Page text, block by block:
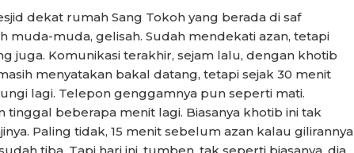
dekat rumah Sang Tokoh yang berada di saf
muda-muda, gelisah. Sudah mendekati azan, tetapi
juga. Komunikasi terakhir, sejam lalu, dengan khotib
menyatakan bakal datang, tetapi sejak 30 menit
lagi. Telepon genggamnya pun seperti mati.
tinggal beberapa menit lagi. Biasanya khotib ini tak
Paling tidak, 15 menit sebelum azan kalau gilirannya